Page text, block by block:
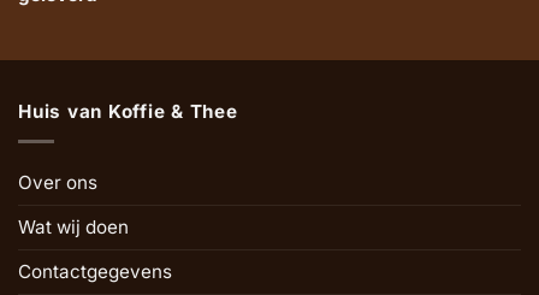
Huis van Koffie & Thee
Over ons
Wat wij doen
Contactgegevens